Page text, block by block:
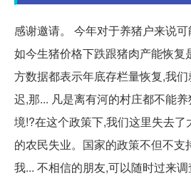
感谢邀请。 今年对于养猪户来说
如今生猪价格下跌跟猪肉产能恢复
方数据都表示年底存栏量恢复,我
迟,那... 凡是离有河的村庄都不能
境!?在这个政策下,我们这里失去
的农民失业。国家的政策不但不支
我... 不相信的朋友,可以随时过来